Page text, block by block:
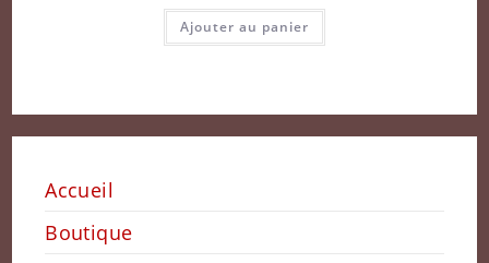
Ajouter au panier
Accueil
Boutique